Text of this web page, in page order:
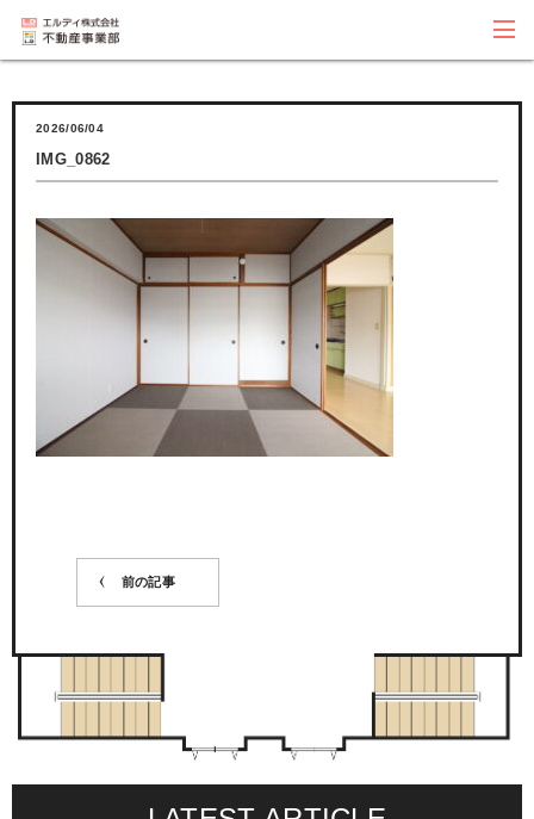
2026/06/04
IMG_0862
前の記事